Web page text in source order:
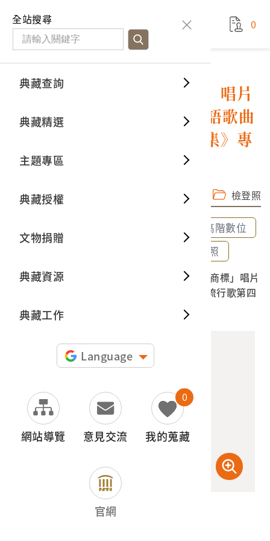
0
典藏查詢 藏品資料
惠美唱片廠發行「龍鳳商標」唱片
編號「LLF-150」韓語及日語歌曲
專輯《最新流行歌第四十五集》專
用封套
完整子圖 高階數位檔 檢登照
選取600dpi高階數位
選取72dpi檢登照
2003.001.1043.0001 惠美唱片廠發行「龍鳳商標」唱片
編號「LLF-150」韓語及日語歌曲專輯《最新流行歌第四
十五集》專用封套
(高階數位檔) 600dpi
全站搜尋
典藏查詢
典藏精選
主題專區
典藏授權
文物捐贈
典藏資源
典藏工作
Language
網站導覽 意見交流 我的蒐藏
0
官網
分類瀏
重要古
一般古
熱門藏
看得見
藏品故
時間篇
人間篇
操作指
開始申
常見問
我要捐
常見問
3D數位
電子書
典藏制
文物典
典藏空
典藏專
典藏出